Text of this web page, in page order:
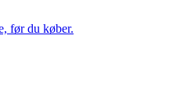
før du køber.